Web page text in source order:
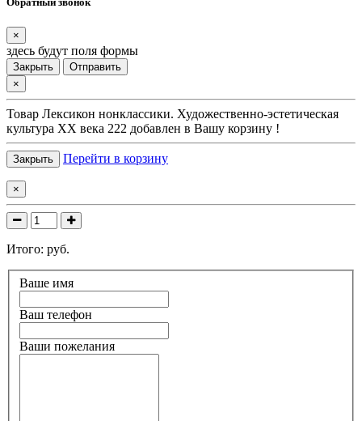
×
здесь будут поля формы
Закрыть
Отправить
×
Товар Лексикон нонклассики. Художественно-эстетическая
культура XX века 222 добавлен в Вашу корзину !
Закрыть Перейти в корзину
×
Итого: руб.
Ваше имя
Ваш телефон
Ваши пожелания